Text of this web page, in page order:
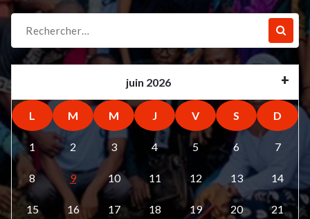
pour :
juin 2026
L M M J V S D
1 2 3 4 5 6 7
8 9 10 11 12 13 14
15 16 17 18 19 20 21